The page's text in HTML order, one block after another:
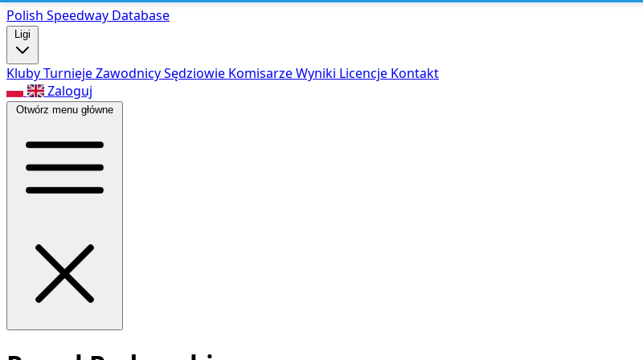
Polish Speedway Database
Ligi
KlubyTurniejeZawodnicySędziowie KomisarzeWyniki Licencje Kontakt
Zaloguj
Otwórz menu główne